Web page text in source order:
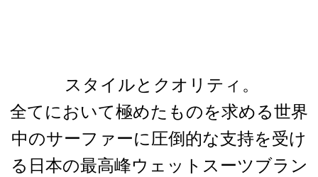
スタイルとクオリティ。
全てにおいて極めたものを求める世界
中のサーファーに圧倒的な支持を受け
る日本の最高峰ウェットスーツブラン